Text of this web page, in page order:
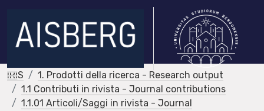
IRIS
1. Prodotti della ricerca - Research output
1.1 Contributi in rivista - Journal contributions
1.1.01 Articoli/Saggi in rivista - Journal